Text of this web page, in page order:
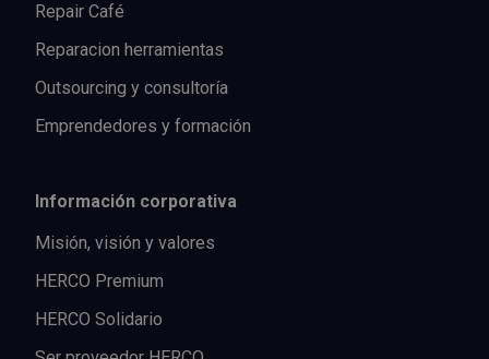
Repair Café
Reparacion herramientas
Outsourcing y consultoría
Emprendedores y formación
Información corporativa
Misión, visión y valores
HERCO Premium
HERCO Solidario